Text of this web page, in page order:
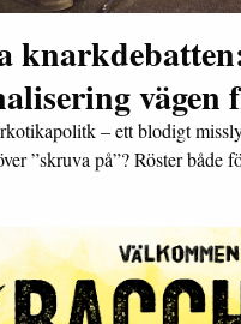
vägen
– ett blodigt
”skruva på”? Röster både